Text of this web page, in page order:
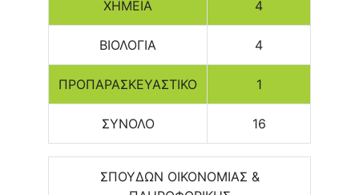
ΧΗΜΕΙΑ 4
ΒΙΟΛΟΓΙΑ 4
ΠΡΟΠΑΡΑΣΚΕΥΑΣΤΙΚΟ 1
ΣΥΝΟΛΟ 16
ΣΠΟΥΔΩΝ ΟΙΚΟΝΟΜΙΑΣ &